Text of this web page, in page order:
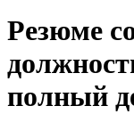
Резюме
полный